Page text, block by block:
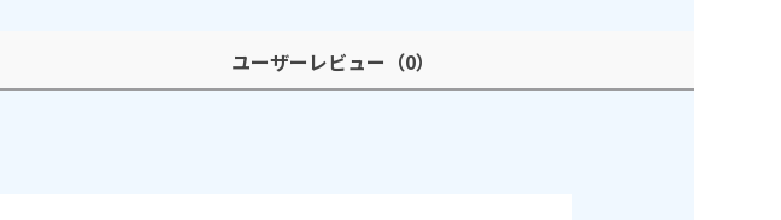
ユーザーレビュー （0）